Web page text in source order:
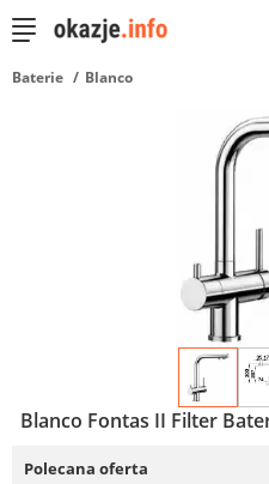
Baterie Blanco
Blanco Fontas II Filter
Polecana oferta